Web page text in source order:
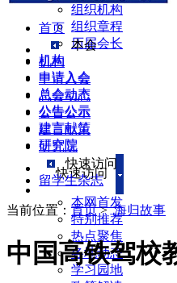
组织机构
组织章程
历届会长
机构
申请入会
总会动态
公告公示
建言献策
研究院
快速访问
本网首发
特别推荐
热点聚焦
各地动态
学习园地
首页
本会
机构
申请入会
总会动态
公告公示
建言献策
研究院
快速访问
留学生杂志
当前位置： 首页>海归故事
中国高铁驾校